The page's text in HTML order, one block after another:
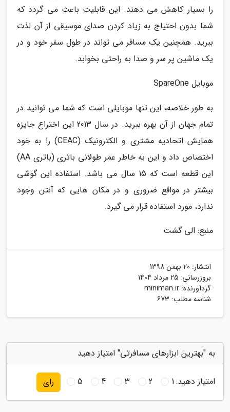
را بسیار کاهش می دهند. این قابلیت باعث می گردد که
شما بدون احتیاج به زیاد کردن صدای موسیقی از آن لذت
ببرید. همچنین یک مسافر می تواند در طول سفر خود و در
یک ماشین پر سر و صدا به راحتی بخوابد.
موبایل SpareOne
به طور خلاصه، این تنها موبایلی است که شما می توانید در
تمام جهان از آن بهره ببرید. در سال 2013 این اختراع جایزه
همایش اتحادیه مشتری و الکترونیک (CEAC) را به خود
اختصاص داد و این به خاطر عمر طولانی باتری (باتری AA)
این قطعه است که 15 سال می باشد. استفاده این گوشی
بیشتر در مواقع ضروری و در مکان هایی که آنتن وجود
ندارد، مورد استفاده قرار می گیرد.
منبع: الی گشت
انتشار: 20 بهمن 1398
بروزرسانی: 25 مرداد 1404
گردآورنده: miniman.ir
شناسه مطلب: 673
به "بهترین ابزارهای مسافرتی" امتیاز دهید
امتیاز دهید:1
2
3
4
5 رای